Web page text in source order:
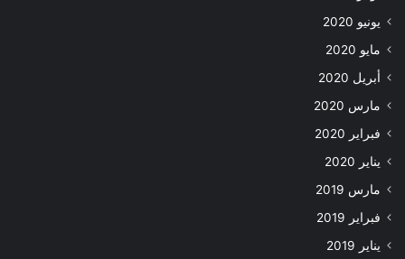
يونيو 2020
مايو 2020
أبريل 2020
مارس 2020
فبراير 2020
يناير 2020
مارس 2019
فبراير 2019
يناير 2019